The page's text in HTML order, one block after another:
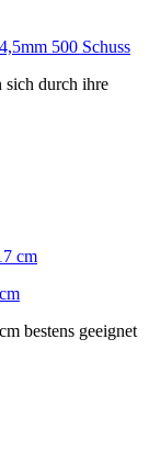
500 Schuss
sich durch ihre
bestens geeignet